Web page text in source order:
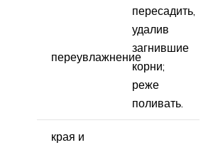
переувлажнение
пересадить,
удалив
загнившие
корни;
реже
поливать.
края и